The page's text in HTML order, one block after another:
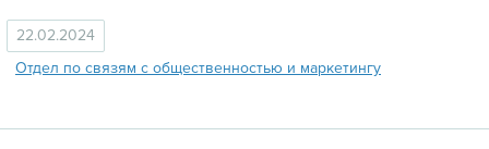
22.02.2024
Отдел по связям с общественностью и маркетингу